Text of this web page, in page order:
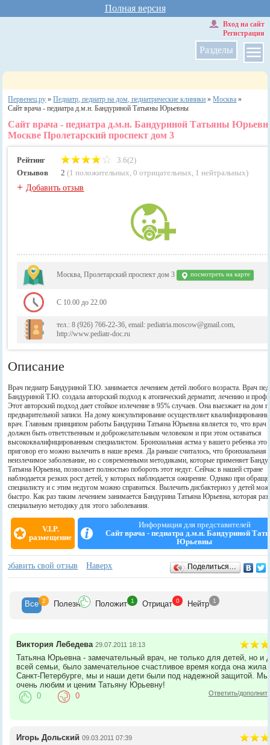
Полная версия
Разделы
Вход на сайт
Регистрация
Первенец.ру »Педиатр, педиатр на дом, педиатрические клиники »Москва »
Сайт врача - педиатра д.м.н. Бандуриной Татьяны Юрьевны
Сайт врача - педиатра д.м.н. Бандуриной Татьяны
Москве Пролетарский проспект дом 3
Рейтинг
3.6(2)
Отзывов
2 (1 положительных,0 отрицательных, 1 нейтральных)
+Добавить отзыв
Москва, Пролетарский проспект дом 3 посмотреть на карте
С 10.00 до 22.00
тел.: 8 (926) 766-22-36, email: pediatria.moscow@gmail.com,
http://www.pediatr-doc.ru
Описание
Врач педиатр Бандуриной Т.Ю. занимается лечением детей любого возраста. Врач
Бандуриной Т.Ю. создала авторский подход к атопический дерматит, лечению и
Этот авторский подход дает стойкое излечение в 95% случаев. Она выезжает на дом
предварительной записи. На дому консультирование осуществляет
врач. Главным принципом работы Бандурина Татьяна Юрьевна является то, что врач
должен быть ответственным и доброжелательным человеком и при этом оставаться
высококвалифицированным специалистом. Бронхиальная астма у вашего ребенка это
приговор его можно вылечить в наше время. Да раньше считалось, что бронхиальная
неизлечимое заболевание, но с современными методиками, которые применяет
Татьяна Юрьевна, позволяет полностью побороть этот недуг. Сейчас в нашей стране
наблюдается резких рост детей, у которых наблюдается ожирение. Однако при
специалисту и с этим недугом можно справиться. Вылечить дисбактериоз у детей
быстро. Как раз таким лечением занимается Бандурина Татьяна Юрьевна, которая
специальную методику для этого заболевания.
V.I.P.
размещение
Информация для представителей
Сайт врача - педиатра д.м.н. Бандуриной
Юрьевны
Отзывы
Добавить свой отзыв Наверх Поделиться…
Все 2 Полезн Положит 1 Отрицат 0 Нейтр 1
Виктория Лебедева 29.07.2011 18:13
Татьяна Юрьевна - замечательный врач, не только для детей, но и
всей семьи, было замечательное счастливое время когда она жила
Санкт-Петербурге, мы и наши дети были под надежной защитой. Мы
очень любим и ценим Татьяну Юрьевну!
Ответить/
0 0
Игорь Дольский 09.03.2011 07:39